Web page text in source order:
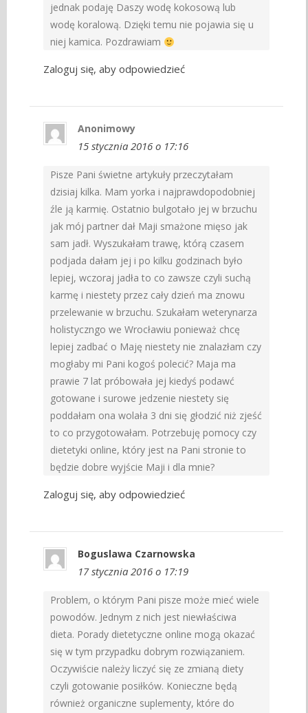
jednak podaję Daszy wodę kokosową lub
wodę koralową. Dzięki temu nie pojawia się u
niej kamica. Pozdrawiam
Zaloguj się, aby odpowiedzieć
Anonimowy
15 stycznia 2016 o 17:16
Pisze Pani świetne artykuły przeczytałam
dzisiaj kilka. Mam yorka i najprawdopodobniej
źle ją karmię. Ostatnio bulgotało jej w brzuchu
jak mój partner dał Maji smażone mięso jak
sam jadł. Wyszukałam trawę, którą czasem
podjada dałam jej i po kilku godzinach było
lepiej, wczoraj jadła to co zawsze czyli suchą
karmę i niestety przez cały dzień ma znowu
przelewanie w brzuchu. Szukałam weterynarza
holistyczngo we Wrocławiu ponieważ chcę
lepiej zadbać o Maję niestety nie znalazłam czy
mogłaby mi Pani kogoś polecić? Maja ma
prawie 7 lat próbowała jej kiedyś podawć
gotowane i surowe jedzenie niestety się
poddałam ona wolała 3 dni się głodzić niż zjeść
to co przygotowałam. Potrzebuję pomocy czy
dietetyki online, który jest na Pani stronie to
będzie dobre wyjście Maji i dla mnie?
Zaloguj się, aby odpowiedzieć
Boguslawa Czarnowska
17 stycznia 2016 o 17:19
Problem, o którym Pani pisze może mieć wiele
powodów. Jednym z nich jest niewłaściwa
dieta. Porady dietetyczne online mogą okazać
się w tym przypadku dobrym rozwiązaniem.
Oczywiście należy liczyć się ze zmianą diety
czyli gotowanie posiłków. Konieczne będą
również organiczne suplementy, które do